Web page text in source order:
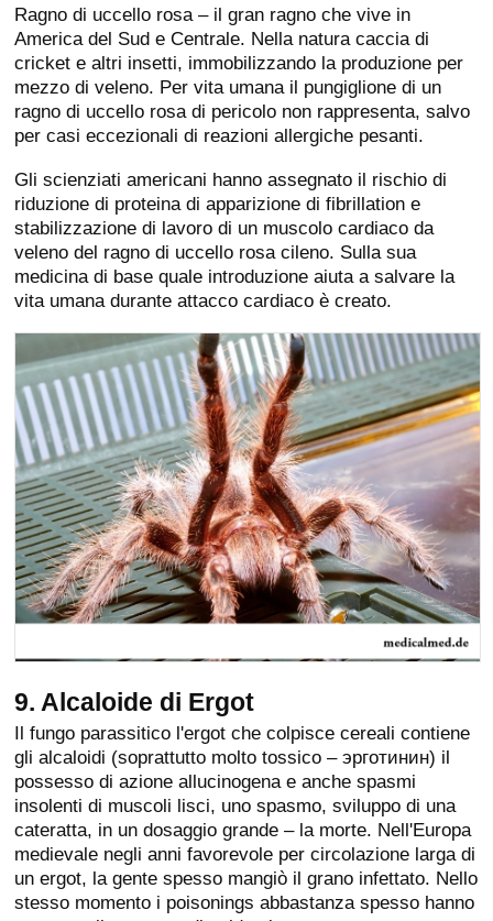
Ragno di uccello rosa – il gran ragno che vive in
America del Sud e Centrale. Nella natura caccia di
cricket e altri insetti, immobilizzando la produzione per
mezzo di veleno. Per vita umana il pungiglione di un
ragno di uccello rosa di pericolo non rappresenta, salvo
per casi eccezionali di reazioni allergiche pesanti.
Gli scienziati americani hanno assegnato il rischio di
riduzione di proteina di apparizione di fibrillation e
stabilizzazione di lavoro di un muscolo cardiaco da
veleno del ragno di uccello rosa cileno. Sulla sua
medicina di base quale introduzione aiuta a salvare la
vita umana durante attacco cardiaco è creato.
9. Alcaloide di Ergot
Il fungo parassitico l'ergot che colpisce cereali contiene
gli alcaloidi (soprattutto molto tossico – эрготинин) il
possesso di azione allucinogena e anche spasmi
insolenti di muscoli lisci, uno spasmo, sviluppo di una
cateratta, in un dosaggio grande – la morte. Nell'Europa
medievale negli anni favorevole per circolazione larga di
un ergot, la gente spesso mangiò il grano infettato. Nello
stesso momento i poisonings abbastanza spesso hanno